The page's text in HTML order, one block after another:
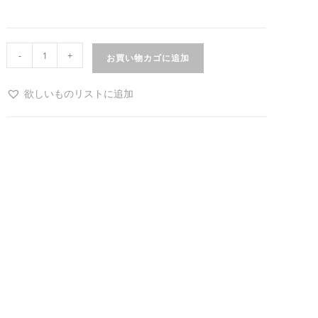
- + お買い物カゴに追加
欲しいものリストに追加